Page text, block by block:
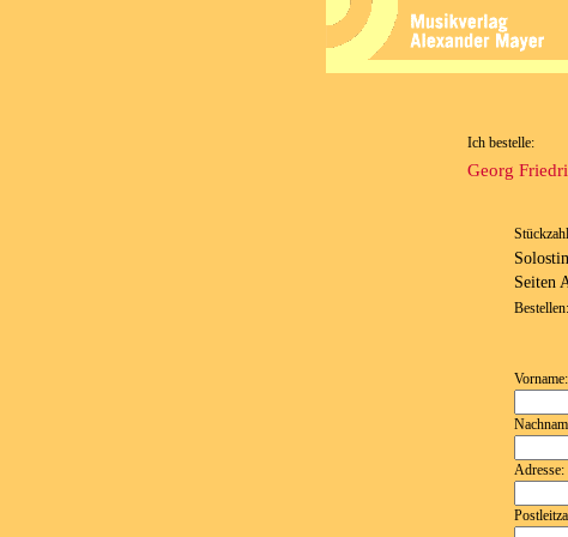
Ich bestelle:
Georg
Seiten
Bestellen:
Vorname:
Adresse: